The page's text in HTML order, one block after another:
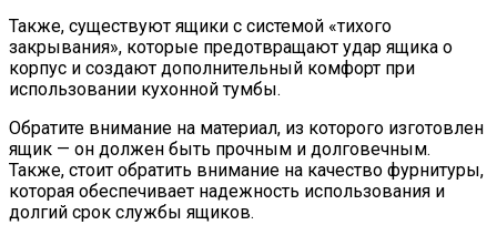
Также, существуют ящики с системой «тихого
закрывания», которые предотвращают удар ящика о
корпус и создают дополнительный комфорт при
использовании кухонной тумбы.
Обратите внимание на материал, из которого изготовлен
ящик — он должен быть прочным и долговечным.
Также, стоит обратить внимание на качество фурнитуры,
которая обеспечивает надежность использования и
долгий срок службы ящиков.